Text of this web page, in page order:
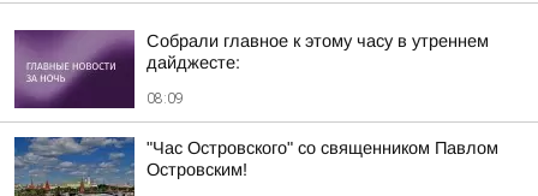
Собрали главное к этому часу в утреннем
дайджесте:
08:09
"Час Островского" со священником Павлом
Островским!